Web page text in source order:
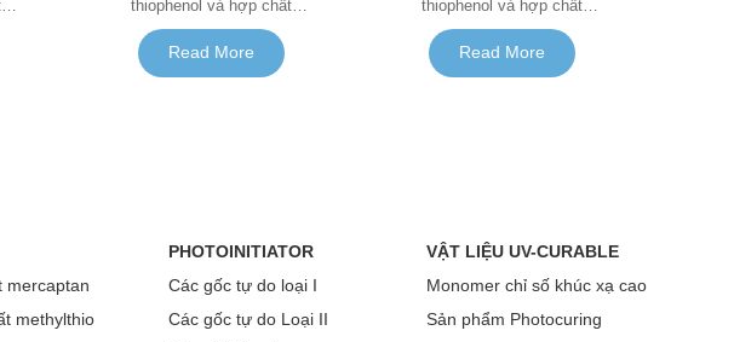
thiophenol và hợp chất
mercaptan
Read More
thiophenol và hợp chất
mercaptan
Read More
mercaptan
methylthio
PHOTOINITIATOR
Các gốc tự do loại I
Các gốc tự do Loại II
VẬT LIỆU UV-CURABLE
Monomer chỉ số khúc xạ cao
Sản phẩm Photocuring